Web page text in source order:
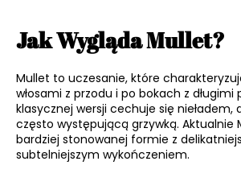
Jak Wygląda Mullet?
Mullet to uczesanie, które
włosami z przodu i po bokach z długimi
klasycznej wersji cechuje się nieładem,
często występującą grzywką. Aktualnie
bardziej stonowanej formie z
subtelniejszym wykończeniem.